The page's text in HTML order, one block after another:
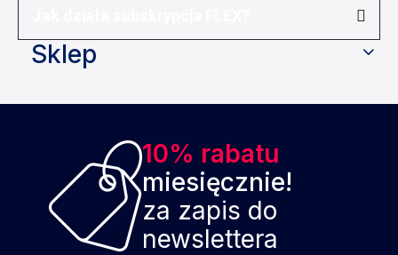
Sklep
10% rabatu
miesięcznie!
za zapis do
newslettera